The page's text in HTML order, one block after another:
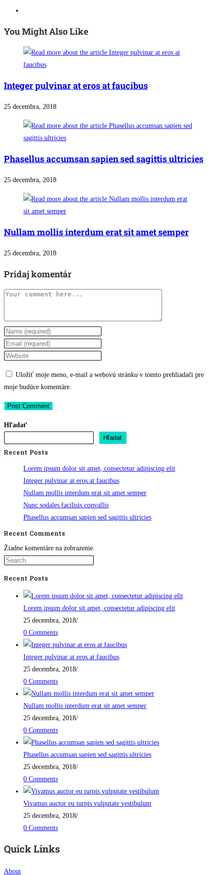
You Might Also Like
Integer pulvinar at eros at faucibus
25 decembra, 2018
Phasellus accumsan sapien sed sagittis ultricies
25 decembra, 2018
Nullam mollis interdum erat sit amet semper
25 decembra, 2018
Pridaj komentár
Comment
Enter
your
name
username
to
comment
Enter
your
address
to
comment
Enter
website
URL
(optional)
Uložiť moje meno, e-mail a webovú stránku v tomto prehliadači pre
moje budúce komentáre.
Hľadať
Hľadať
Recent Posts
Lorem ipsum dolor sit amet, consectetur adipiscing elit
Integer pulvinar at eros at faucibus
Nullam mollis interdum erat sit amet semper
Nunc sodales facilisis convallis
Phasellus accumsan sapien sed sagittis ultricies
Recent Comments
Žiadne komentáre na zobrazenie.
Recent Posts
Lorem ipsum dolor sit amet, consectetur adipiscing elit
25 decembra, 2018/
0 Comments
Integer pulvinar at eros at faucibus
25 decembra, 2018/
0 Comments
Nullam mollis interdum erat sit amet semper
25 decembra, 2018/
0 Comments
Phasellus accumsan sapien sed sagittis ultricies
25 decembra, 2018/
0 Comments
Vivamus auctor eu turpis vulputate vestibulum
25 decembra, 2018/
0 Comments
Quick Links
About